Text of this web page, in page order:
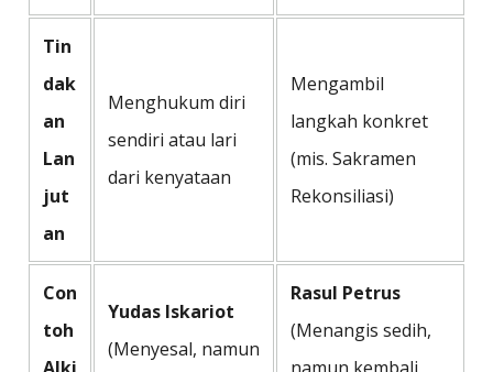
Tin
dak
an
Lan
jut
an
Menghukum diri
sendiri atau lari
dari kenyataan
Mengambil
langkah konkret
(mis. Sakramen
Rekonsiliasi)
Con
toh
Yudas Iskariot
(Menyesal, namun
Rasul Petrus
(Menangis sedih,